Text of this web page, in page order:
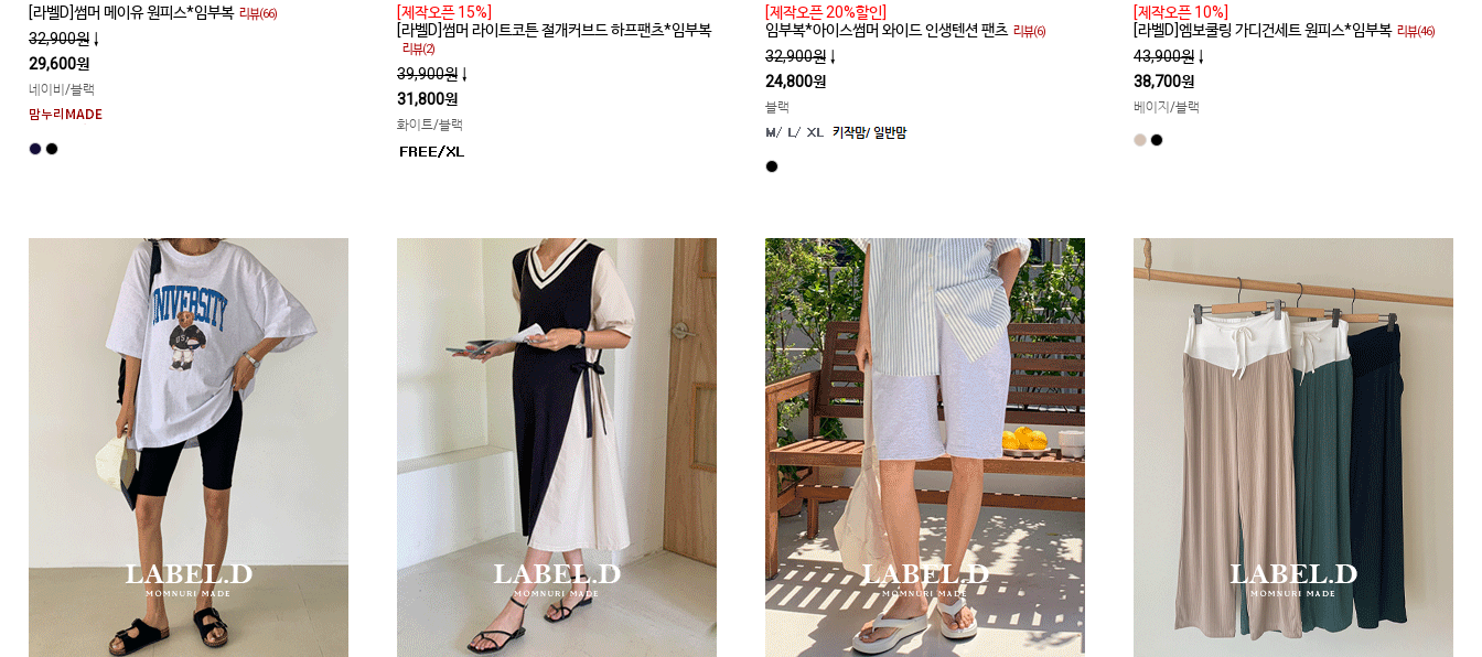
[라벨D]썸머 메이유 원피스*임부복 리뷰(66)
32,900원 ↓
29,600원
네이비/블랙
[제작오픈 15%]
[라벨D]썸머 라이트코튼 절개커브드 하프팬츠*임부복
리뷰(2)
39,900원 ↓
31,800원
화이트/블랙
[제작오픈 20%할인]
임부복*아이스썸머 와이드 인생텐션 팬츠 리뷰(6)
32,900원 ↓
24,800원
블랙
[제작오픈 10%]
[라벨D]엠보쿨링 가디건세트 원피스*임부복 리뷰(46)
43,900원 ↓
38,700원
베이지/블랙